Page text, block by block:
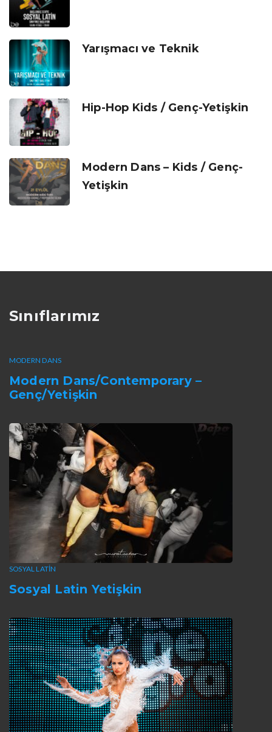
Yarışmacı ve Teknik
Hip-Hop Kids / Genç-Yetişkin
Modern Dans – Kids / Genç-
Yetişkin
Sınıflarımız
MODERN DANS
Modern Dans/Contemporary –
Genç/Yetişkin
SOSYAL LATIN
Sosyal Latin Yetişkin